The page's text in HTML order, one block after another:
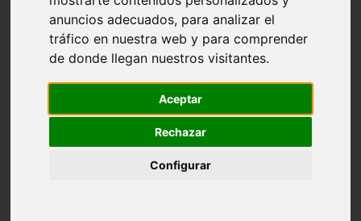
anuncios adecuados, para analizar el
tráfico en nuestra web y para comprender
de donde llegan nuestros visitantes.
Aceptar
Rechazar
Configurar
c provincias
c rio negro
c santa fe
c tierra de fuego
c zona austral
category
gijon